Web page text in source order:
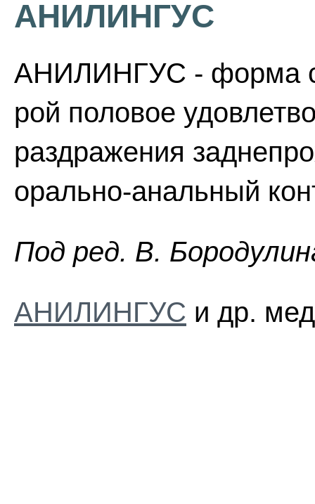
АНИЛИНГУС
АНИЛИНГУС - форма
рой половое
раздражения
орально-анальный
Пoд peд. B.
АНИЛИНГУС и др.